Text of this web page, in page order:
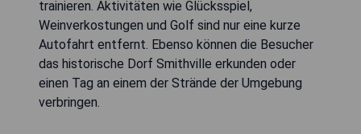
trainieren. Aktivitäten wie Glücksspiel,
Weinverkostungen und Golf sind nur eine kurze
Autofahrt entfernt. Ebenso können die Besucher
das historische Dorf Smithville erkunden oder
einen Tag an einem der Strände der Umgebung
verbringen.